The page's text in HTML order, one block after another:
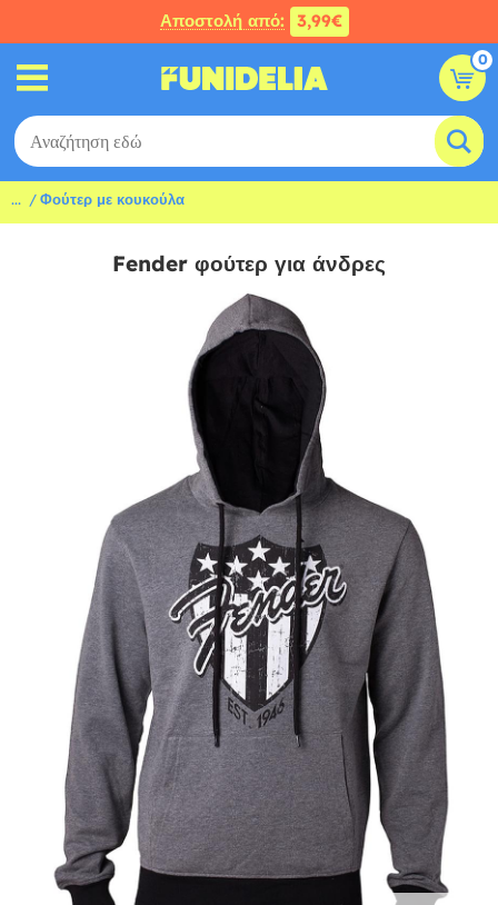
Αποστολή από: 3,99€
0
... Φούτερ με κουκούλα
Fender φούτερ για άνδρες